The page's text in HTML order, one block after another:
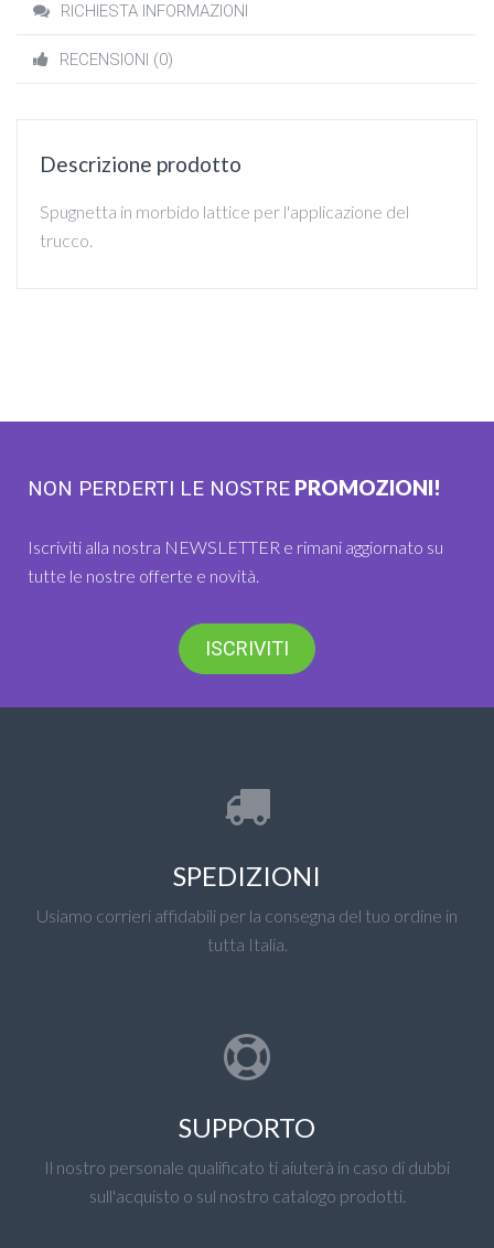
RICHIESTA INFORMAZIONI
RECENSIONI (0)
Descrizione prodotto
Spugnetta in morbido lattice per l'applicazione del
trucco.
NON PERDERTI LE NOSTRE PROMOZIONI!
Iscriviti alla nostra NEWSLETTER e rimani aggiornato su
tutte le nostre offerte e novità.
ISCRIVITI
SPEDIZIONI
Usiamo corrieri affidabili per la consegna del tuo ordine in
tutta Italia.
SUPPORTO
Il nostro personale qualificato ti aiuterà in caso di dubbi
sull'acquisto o sul nostro catalogo prodotti.